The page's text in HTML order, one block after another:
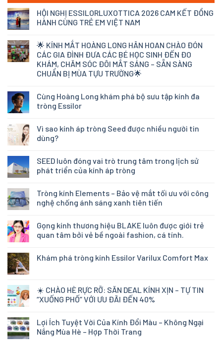
HỘI NGHỊ ESSILORLUXOTTICA 2026 CAM KẾT ĐỒNG
HÀNH CÙNG TRẺ EM VIỆT NAM
🌟 KÍNH MẮT HOÀNG LONG HÂN HOAN CHÀO ĐÓN
CÁC GIA ĐÌNH ĐƯA CÁC BÉ HỌC SINH ĐẾN ĐO
KHÁM, CHĂM SÓC ĐÔI MẮT SÁNG – SẴN SÀNG
CHUẨN BỊ MÙA TỰU TRƯỜNG🌟
Cùng Hoàng Long khám phá bộ sưu tập kính đa
tròng Essilor
Vì sao kính áp tròng Seed được nhiều người tin
dùng?
SEED luôn đóng vai trò trung tâm trong lịch sử
phát triển của kính áp tròng
Tròng kính Elements – Bảo vệ mắt tối ưu với công
nghệ chống ánh sáng xanh tiên tiến
Gọng kính thương hiệu BLAKE luôn được giới trẻ
quan tâm bởi vẻ bề ngoài fashion, cá tính.
Khám phá tròng kính Essilor Varilux Comfort Max
☀️ CHÀO HÈ RỰC RỠ: SĂN DEAL KÍNH XỊN – TỰ TIN
“XUỐNG PHỐ” VỚI ƯU ĐÃI ĐẾN 40%
Lợi Ích Tuyệt Vời Của Kính Đổi Màu – Không Ngại
Nắng Mùa Hè – Hợp Thời Trang